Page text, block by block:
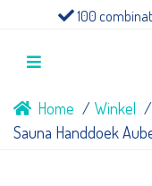
100
Home
Winkel
Sauna Handdoek